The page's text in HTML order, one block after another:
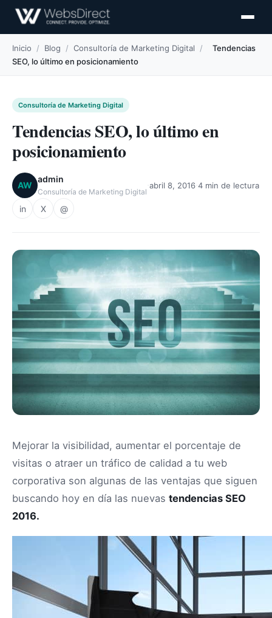
Inicio / Blog / Consultoría de Marketing Digital /
Tendencias
SEO, lo último en posicionamiento
Consultoría de Marketing Digital
Tendencias SEO, lo último en
posicionamiento
AW
admin
Consultoría de Marketing Digital
abril 8, 2016 4 min de lectura
in X @
Mejorar la visibilidad, aumentar el porcentaje de
visitas o atraer un tráfico de calidad a tu web
corporativa son algunas de las ventajas que siguen
buscando hoy en día las nuevas tendencias SEO
2016.